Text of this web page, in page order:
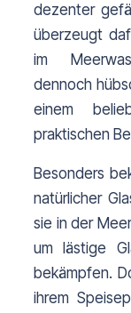
dezenter
überzeugt
im
dennoch
einem
praktischen
Besonders
natürlicher
sie in der
um lästige
bekämpfen.
ihrem